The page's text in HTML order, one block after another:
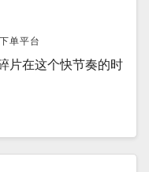
单平台
片在这个快节奏的时